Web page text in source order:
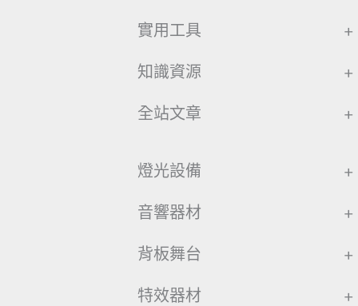
實用工具 +
知識資源 +
全站文章 +
燈光設備 +
音響器材 +
背板舞台 +
特效器材 +